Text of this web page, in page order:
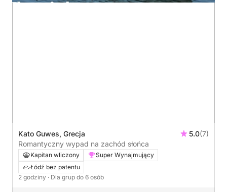
Kato Guwes, Grecja 5.0(7)
Romantyczny wypad na zachód słońca
Kapitan wliczony
Super Wynajmujący
Łódź bez patentu
2 godziny · Dla grup do 6 osób